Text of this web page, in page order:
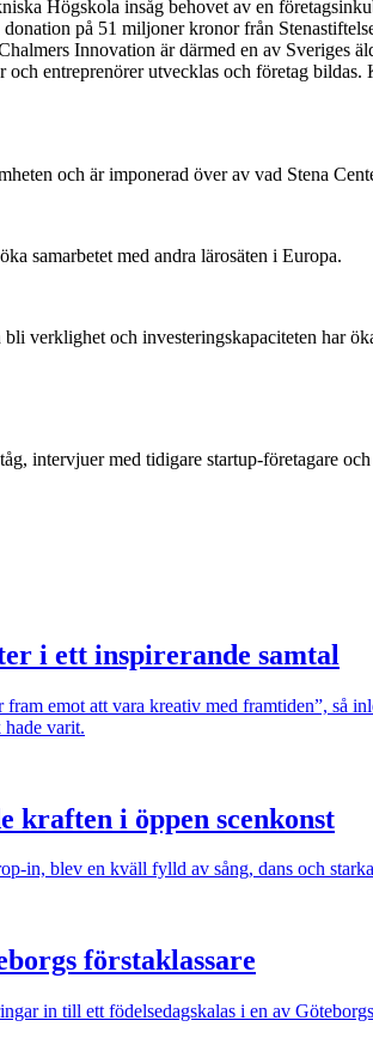
Högskola insåg behovet av en
på 51 miljoner kronor från
Innovation är därmed en av Sveriges
entreprenörer utvecklas och företag
och är imponerad över av vad Stena
samarbetet med andra lärosäten i Europa.
verklighet och investeringskapaciteten har
intervjuer med tidigare startup-företagare
i ett inspirerande samtal
emot att vara kreativ med framtiden”, så
varit.
kraften i öppen scenkonst
in, blev en kväll fylld av sång, dans och
förstaklassare
in till ett födelsedagskalas i en av